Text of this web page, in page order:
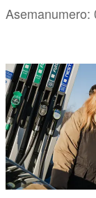
Asemanumero: